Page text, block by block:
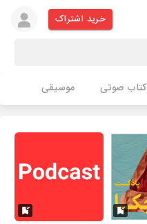
خرید اشتراک
کتاب صوتی موسیقی